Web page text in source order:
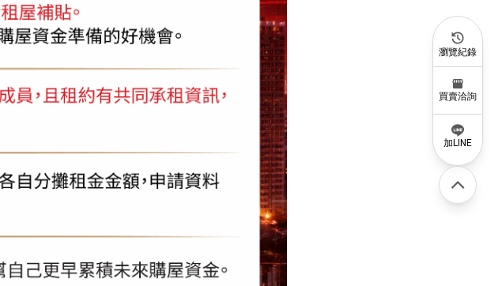
瀏覽紀錄
買賣洽詢
加LINE